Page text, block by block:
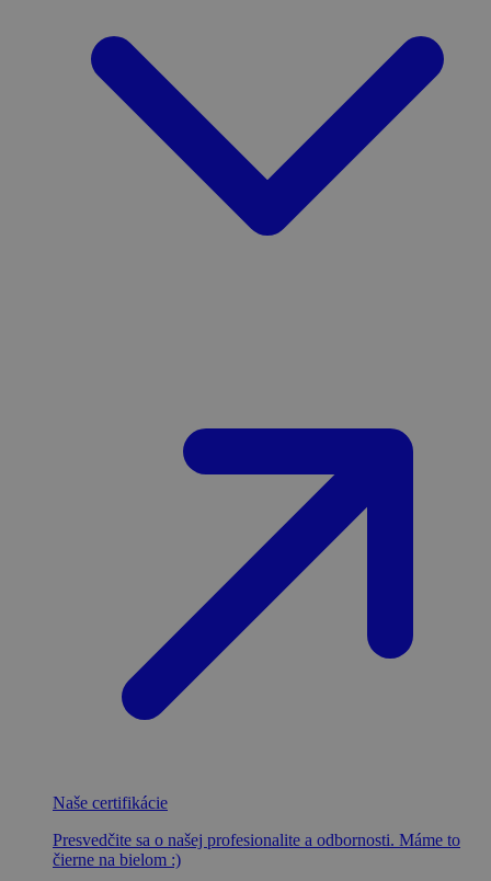
Naše certifikácie
Presvedčite sa o našej profesionalite a odbornosti. Máme to
čierne na bielom :)